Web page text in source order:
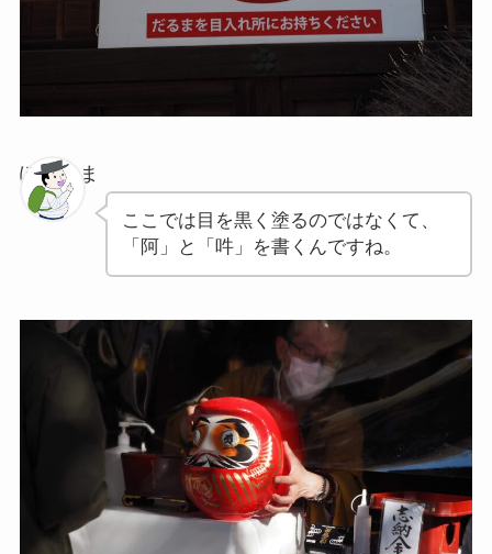
ぽちゃま
ここでは目を黒く塗るのではなくて、
「阿」と「吽」を書くんですね。